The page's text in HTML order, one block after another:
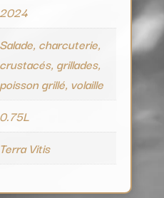
2024
Salade, charcuterie,
crustacés, grillades,
poisson grillé, volaille
0.75L
Terra Vitis